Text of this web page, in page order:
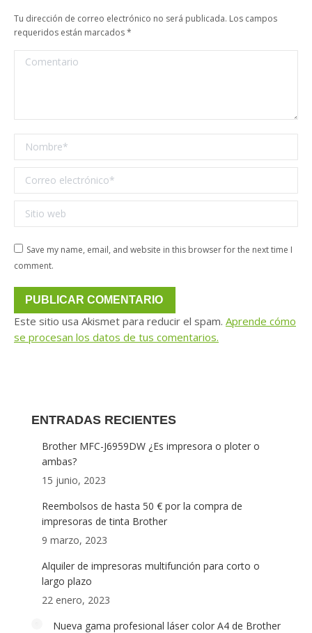
Tu dirección de correo electrónico no será publicada. Los campos
requeridos están marcados*
Comentario
Nombre *
Correo electrónico *
Sitio web
Save my name, email, and website in this browser for the next time I
comment.
PUBLICAR COMENTARIO
Este sitio usa Akismet para reducir el spam. Aprende cómo
se procesan los datos de tus comentarios.
ENTRADAS RECIENTES
Brother MFC-J6959DW ¿Es impresora o ploter o
ambas?
15 junio, 2023
Reembolsos de hasta 50 € por la compra de
impresoras de tinta Brother
9 marzo, 2023
Alquiler de impresoras multifunción para corto o
largo plazo
22 enero, 2023
Nueva gama profesional láser color A4 de Brother